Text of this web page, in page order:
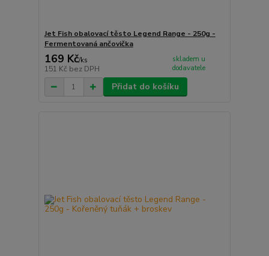
Jet Fish obalovací těsto Legend Range - 250g -
Fermentovaná ančovička
169 Kč/ks
151 Kč bez DPH
skladem u
dodavatele
Přidat do košíku